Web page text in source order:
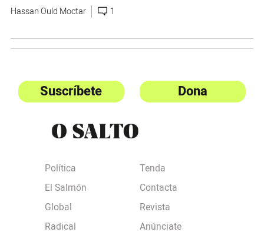
Hassan Ould Moctar 1
Suscríbete Dona
Política
El Salmón
Global
Radical
Tenda
Contacta
Revista
Anúnciate